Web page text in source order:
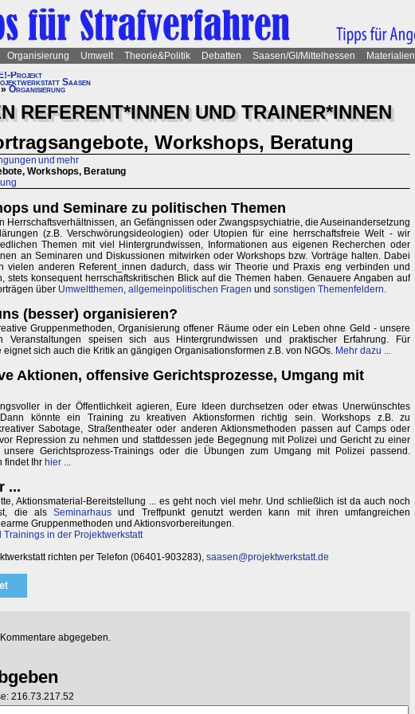
Organisierung Umwelt Theorie&Politik Debatten Saasen/GI/Mittelhessen Materialien
Projekt
Saasen
» Organisierung
REFERENT*INNEN UND TRAINER*INNEN
Workshops, Beratung
und mehr
Workshops, Beratung
und Seminare zu politischen Themen
Herrschaftsverhältnissen, an Gefängnissen oder Zwangspsychiatrie, die Auseinandersetzung
(z.B. Verschwörungsideologien) oder Utopien für eine herrschaftsfreie Welt - wir
Themen mit viel Hintergrundwissen, Informationen aus eigenen Recherchen oder
an Seminaren und Diskussionen mitwirken oder Workshops bzw. Vorträge halten. Dabei
vielen anderen Referent_innen dadurch, dass wir Theorie und Praxis eng verbinden und
stets konsequent herrschaftskritischen Blick auf die Themen haben. Genauere Angaben auf
über Umweltthemen, allgemeinpolitischen Fragen und sonstigen Themenfeldern.
(besser) organisieren?
Gruppenmethoden, Organisierung offener Räume oder ein Leben ohne Geld - unsere
Veranstaltungen speisen sich aus Hintergrundwissen und praktischer Erfahrung. Für
eignet sich auch die Kritik an gängigen Organisationsformen z.B. von NGOs. Mehr dazu ...
Aktionen, offensive Gerichtsprozesse, Umgang mit
in der Öffentlichkeit agieren, Eure Ideen durchsetzen oder etwas Unerwünschtes
könnte ein Training zu kreativen Aktionsformen richtig sein. Workshops z.B. zu
Sabotage, Straßentheater oder anderen Aktionsmethoden passen auf Camps oder
Repression zu nehmen und stattdessen jede Begegnung mit Polizei und Gericht zu einer
Gerichtsprozess-Trainings oder die Übungen zum Umgang mit Polizei passend.
findet Ihr hier ...
...
Aktionsmaterial-Bereitstellung ... es geht noch viel mehr. Und schließlich ist da auch noch
die alsSeminarhaus und Treffpunkt genutzt werden kann mit ihren umfangreichen
Gruppenmethoden und Aktionsvorbereitungen.
Trainings in der Projektwerkstatt
richten per Telefon (06401-903283), saasen@projektwerkstatt.de
abgegeben.
216.73.217.52